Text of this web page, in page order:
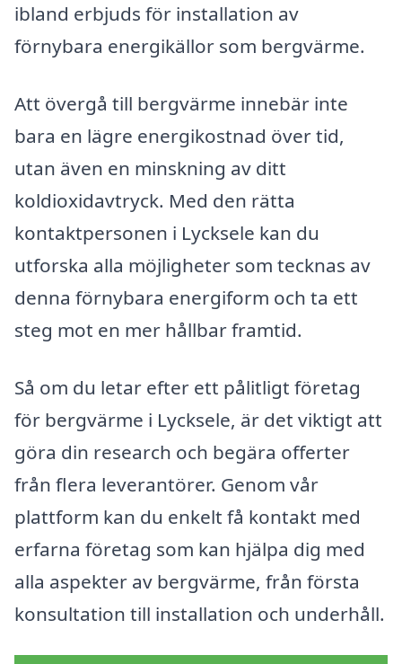
ibland erbjuds för installation av
förnybara energikällor som bergvärme.
Att övergå till bergvärme innebär inte
bara en lägre energikostnad över tid,
utan även en minskning av ditt
koldioxidavtryck. Med den rätta
kontaktpersonen i Lycksele kan du
utforska alla möjligheter som tecknas av
denna förnybara energiform och ta ett
steg mot en mer hållbar framtid.
Så om du letar efter ett pålitligt företag
för bergvärme i Lycksele, är det viktigt att
göra din research och begära offerter
från flera leverantörer. Genom vår
plattform kan du enkelt få kontakt med
erfarna företag som kan hjälpa dig med
alla aspekter av bergvärme, från första
konsultation till installation och underhåll.